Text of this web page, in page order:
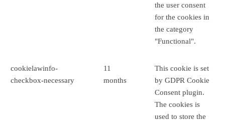
the user consent
for the cookies in
the category
"Functional".
cookielawinfo-
checkbox-necessary
11
months
This cookie is set
by GDPR Cookie
Consent plugin.
The cookies is
used to store the